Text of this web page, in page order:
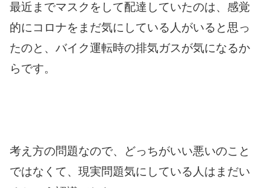
最近までマスクをして配達していたのは、感覚
的にコロナをまだ気にしている人がいると思っ
たのと、バイク運転時の排気ガスが気になるか
らです。
考え方の問題なので、どっちがいい悪いのこと
ではなくて、現実問題気にしている人はまだい